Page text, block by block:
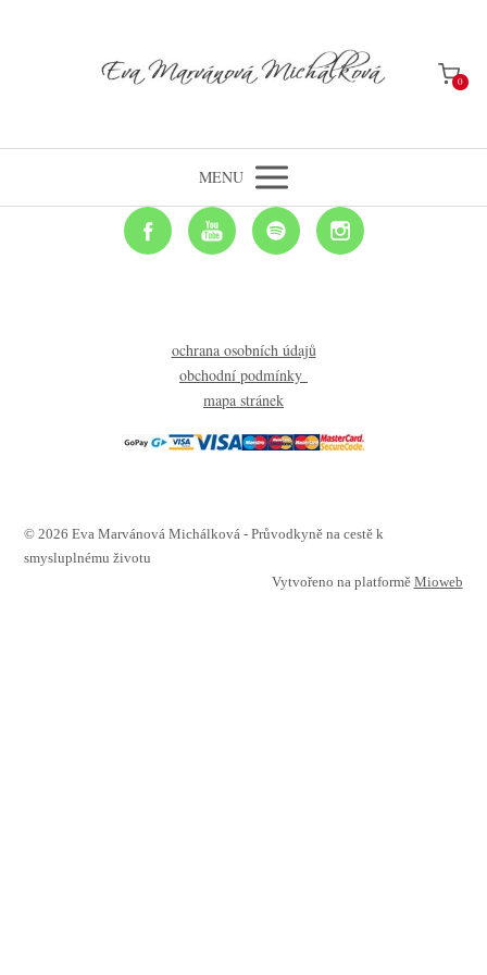
0
MENU
ochrana osobních údajů
obchodní podmínky
mapa stránek
© 2026 Eva Marvánová Michálková - Průvodkyně na cestě k
smysluplnému životu
Vytvořeno na platformě Mioweb